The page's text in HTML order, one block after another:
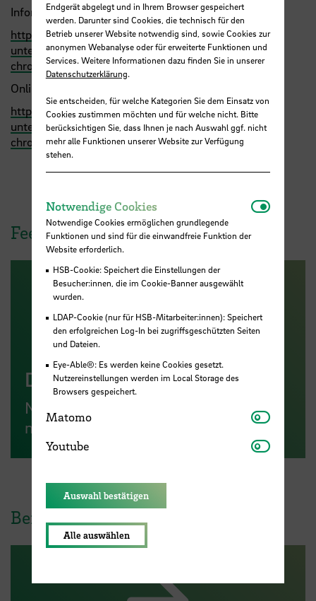
Informationen
https://www.hs-bremen.de/studieren/beratung-und-
unterstuetzung/studieren-mit-behinderung-und/oder-
chronischer-erkrankung/
Online-Antragsformular
https://www.hs-bremen.de/studieren/beratung-und-
unterstuetzung/studieren-mit-behinderung-und/oder-
chronischer-erkrankung/nachteilsausgleich/
Feedback
Digitale Feedback-Box
Nutzen Sie unsere Feedback-Box, um
mit uns in Kontakt zu treten
Beratungsangebote
Endgerät abgelegt und in Ihrem Browser gespeichert
werden. Darunter sind Cookies, die technisch für den
Betrieb unserer Website notwendig sind, sowie Cookies zur
anonymen Webanalyse oder für erweiterte Funktionen und
Services. Weitere Informationen dazu finden Sie in unserer
Datenschutzerklärung.
Sie entscheiden, für welche Kategorien Sie dem Einsatz von
Cookies zustimmen möchten und für welche nicht. Bitte
berücksichtigen Sie, dass Ihnen je nach Auswahl ggf. nicht
mehr alle Funktionen unserer Website zur Verfügung
stehen.
Notwendige Cookies
Notwendige Cookies ermöglichen grundlegende
Funktionen und sind für die einwandfreie Funktion der
Website erforderlich.
HSB-Cookie: Speichert die Einstellungen der
Besucher:innen, die im Cookie-Banner ausgewählt
wurden.
LDAP-Cookie (nur für HSB-Mitarbeiter:innen): Speichert
den erfolgreichen Log-In bei zugriffsgeschützten Seiten
und Dateien.
Eye-Able®: Es werden keine Cookies gesetzt.
Nutzereinstellungen werden im Local Storage des
Browsers gespeichert.
Matomo Matomo
Youtube Youtube
Auswahl bestätigen
Alle auswählen